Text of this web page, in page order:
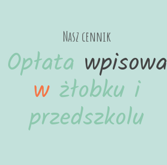
Nasz cennik
Opłata wpisowa
w żłobku i
przedszkolu